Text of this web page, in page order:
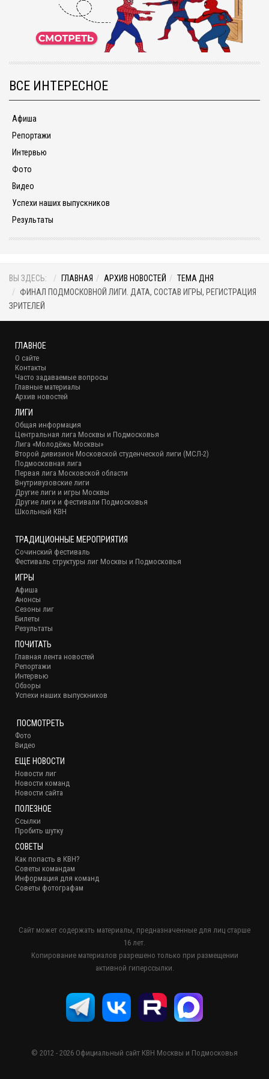
ВСЕ ИНТЕРЕСНОЕ
Афиша
Репортажи
Интервью
Фото
Видео
Успехи наших выпускников
Результаты
ВЫ ЗДЕСЬ: ГЛАВНАЯ АРХИВ НОВОСТЕЙ
ТЕМА ДНЯ
ФИНАЛ ПОДМОСКОВНОЙ ЛИГИ. ДАТА, СОСТАВ ИГРЫ, РЕГИСТРАЦИЯ
ЗРИТЕЛЕЙ
ГЛАВНОЕ
О сайте
Контакты
Часто задаваемые вопросы
Главные материалы
Архив новостей
ЛИГИ
Общая информация
Центральная лига Москвы и Подмосковья
Лига «Молодёжь Москвы»
Второй дивизион Московской студенческой лиги (МСЛ-2)
Подмосковная лига
Первая лига Московской области
Внутривузовские лиги
Другие лиги и игры Москвы
Другие лиги и фестивали Подмосковья
Школьный КВН
ТРАДИЦИОННЫЕ МЕРОПРИЯТИЯ
Сочинский фестиваль
Фестиваль структуры лиг Москвы и Подмосковья
ИГРЫ
Афиша
Анонсы
Сезоны лиг
Билеты
Результаты
ПОЧИТАТЬ
Главная лента новостей
Репортажи
Интервью
Обзоры
Успехи наших выпускников
ПОСМОТРЕТЬ
Фото
Видео
ЕЩЕ НОВОСТИ
Новости лиг
Новости команд
Новости сайта
ПОЛЕЗНОЕ
Ссылки
Пробить шутку
СОВЕТЫ
Как попасть в КВН?
Советы командам
Информация для команд
Советы фотографам
Сайт может содержать материалы, предназначенные для лиц старше
16 лет.
Копирование материалов разрешено только при размещении
активной гиперссылки.
© 2012 - 2026 Официальный сайт КВН Москвы и Подмосковья